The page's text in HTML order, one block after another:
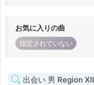
お気に入りの曲
指定されていない
出会い 男 Region XII